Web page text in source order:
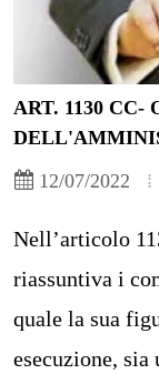
ART. 1130 CC-
12/07/2022
Nell’articolo
riassuntiva i
quale la sua
esecuzione,